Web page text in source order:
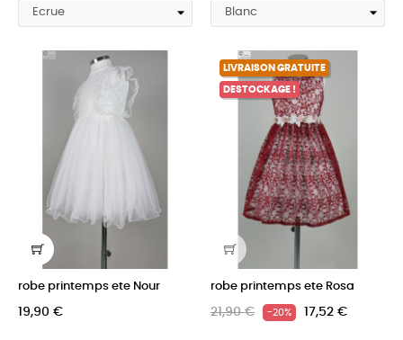
robe printemps ete Nour
19,90 €
LIVRAISON GRATUITE
DESTOCKAGE !
robe printemps ete Rosa
21,90 € -20% 17,52 €